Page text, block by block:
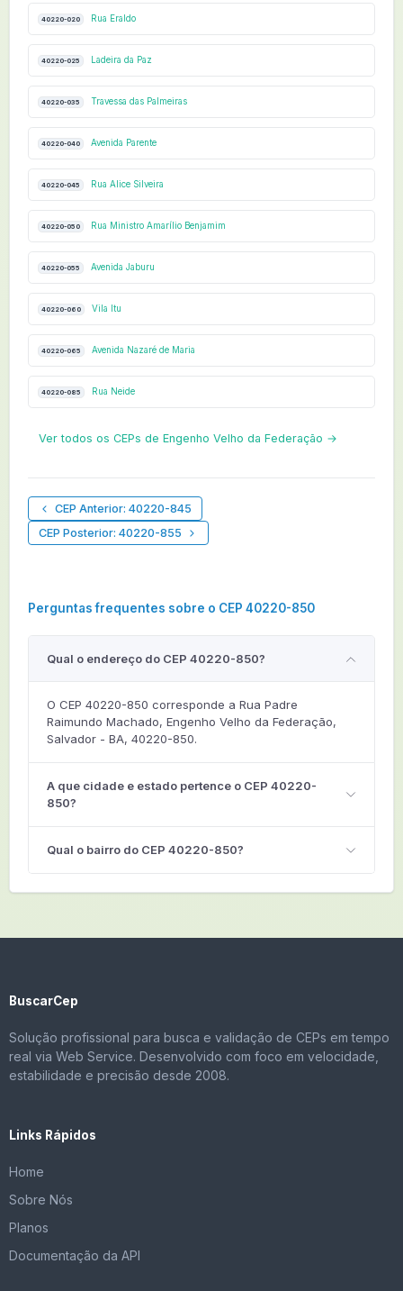
40220-020 Rua Eraldo
40220-025 Ladeira da Paz
40220-035 Travessa das Palmeiras
40220-040 Avenida Parente
40220-045 Rua Alice Silveira
40220-050 Rua Ministro Amarílio Benjamim
40220-055 Avenida Jaburu
40220-060 Vila Itu
40220-065 Avenida Nazaré de Maria
40220-085 Rua Neide
Ver todos os CEPs de Engenho Velho da Federação →
CEP Anterior: 40220-845
CEP Posterior: 40220-855
Perguntas frequentes sobre o CEP 40220-850
Qual o endereço do CEP 40220-850?
O CEP 40220-850 corresponde a Rua Padre
Raimundo Machado, Engenho Velho da Federação,
Salvador - BA, 40220-850.
A que cidade e estado pertence o CEP 40220-
850?
Qual o bairro do CEP 40220-850?
BuscarCep
Solução profissional para busca e validação de CEPs em tempo
real via Web Service. Desenvolvido com foco em velocidade,
estabilidade e precisão desde 2008.
Links Rápidos
Home
Sobre Nós
Planos
Documentação da API